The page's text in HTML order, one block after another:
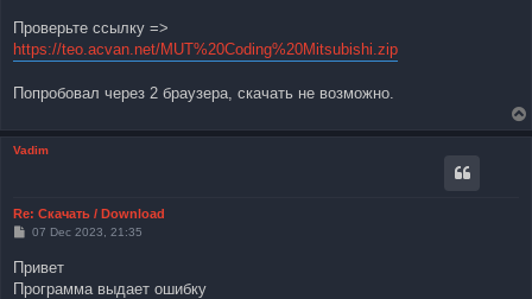
t
Проверьте ссылку =>
https://teo.acvan.net/MUT%20Coding%20Mitsubishi.zip
Попробовал через 2 браузера, скачать не возможно.
Vadim
Re: Скачать / Download
P
t
07 Dec 2023, 21:35
Привет
Программа выдает ошибку